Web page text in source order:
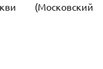
(Московский